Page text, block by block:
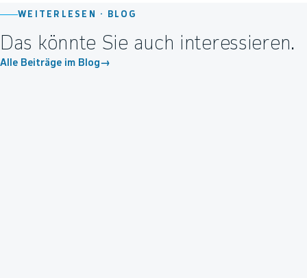
WEITERLESEN · BLOG
Das könnte Sie auch interessieren.
Alle Beiträge im Blog→